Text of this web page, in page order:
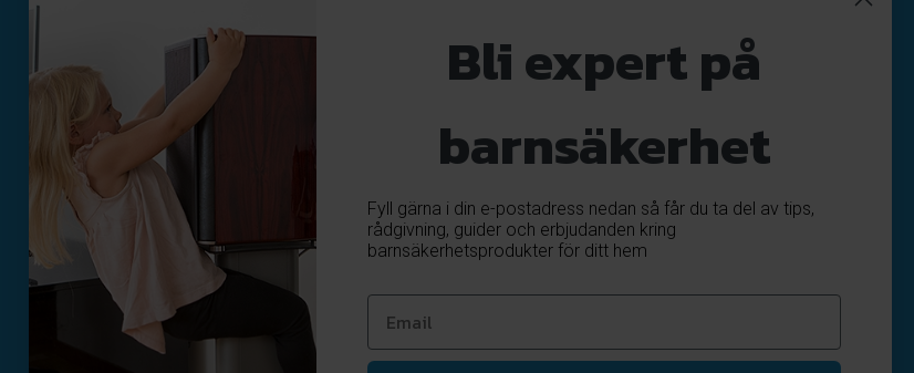
Hamngatan 19
172 66 Sundbyberg
Instagram
Youtube
Registrera Avregistrera
OK
Bli expert på
barnsäkerhet
Fyll gärna i din e-postadress nedan så får du ta del av tips,
rådgivning, guider och erbjudanden kring
barnsäkerhetsprodukter för ditt hem